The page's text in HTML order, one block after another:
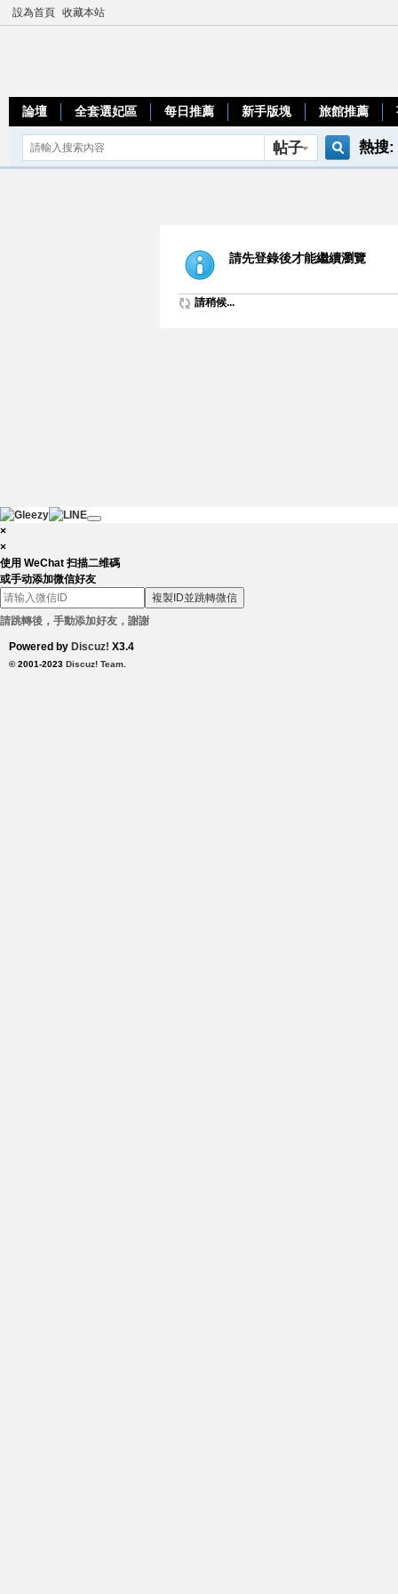
設為首頁 收藏本站
論壇 全套選妃區 每日推薦 新手版塊 旅館推薦
帖子
索
熱搜:
請先登錄後才能繼續瀏覽
請稍候...
×
×
使用 WeChat 扫描二维碼
或手动添加微信好友
複製ID並跳轉微信
請跳轉後，手動添加好友，謝謝
Powered by Discuz! X3.4
© 2001-2023 Discuz! Team